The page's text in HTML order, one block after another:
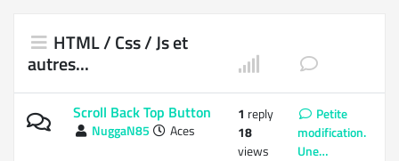
HTML / Css / Js et
autres...
Scroll Back Top Button
NuggaN85 Aces
1 reply
18
views
Petite
modification.
Une…